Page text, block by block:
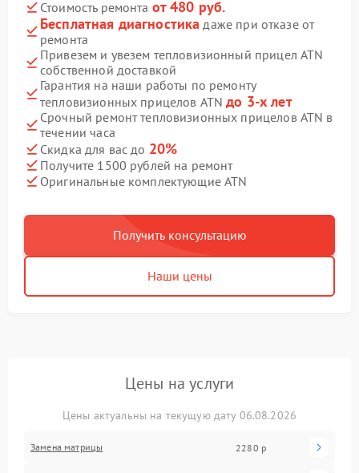
Стоимость ремонта от 480 руб.
Бесплатная диагностика даже при отказе от
ремонта
Привезем и увезем тепловизионный прицел ATN
собственной доставкой
Гарантия на наши работы по ремонту
тепловизионных прицелов ATNдо 3-х лет
Срочный ремонт тепловизионных прицелов ATN в
течении часа
Скидка для вас до 20%
Получите 1500 рублей на ремонт
Оригинальные комплектующие ATN
Получить консультацию
Наши цены
Цены на услуги
Цены актуальны на текущую дату 06.08.2026
Замена матрицы 2280 р